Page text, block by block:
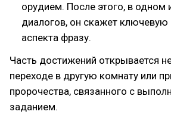
орудием. После этого, в
диалогов, он скажет ключевую
аспекта фразу.
Часть достижений открывается
переходе в другую комнату или
пророчества, связанного с
заданием.